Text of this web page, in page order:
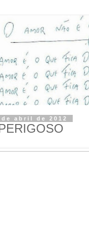
abril de 2012